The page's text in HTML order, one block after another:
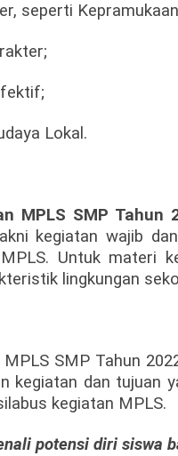
seperti
Lokal.
MPLS SMP Tahun
kegiatan wajib
Untuk materi
lingkungan
SMP Tahun
kegiatan dan tujuan
kegiatan MPLS.
potensi diri siswa